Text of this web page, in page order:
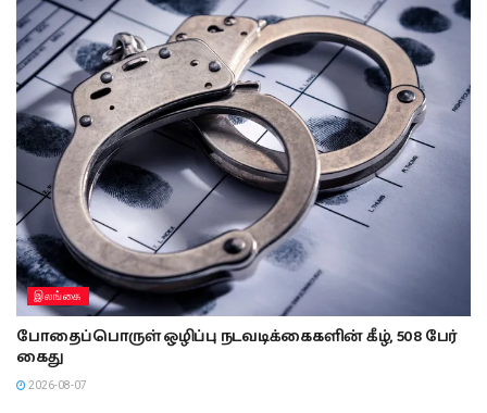
இலங்கை
போதைப்பொருள் ஒழிப்பு நடவடிக்கைகளின் கீழ், 508 பேர்
கைது
2026-08-07